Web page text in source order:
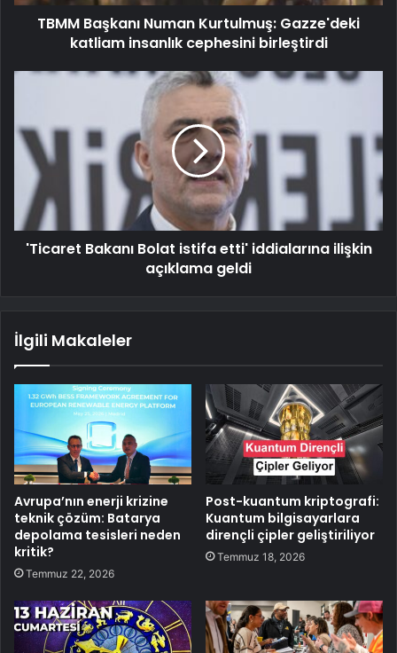
TBMM Başkanı Numan Kurtulmuş: Gazze'deki
katliam insanlık cephesini birleştirdi
'Ticaret Bakanı Bolat istifa etti' iddialarına ilişkin
açıklama geldi
İlgili Makaleler
Avrupa’nın enerji krizine
teknik çözüm: Batarya
depolama tesisleri neden
kritik?
Temmuz 22, 2026
Post-kuantum kriptografi:
Kuantum bilgisayarlara
dirençli çipler geliştiriliyor
Temmuz 18, 2026